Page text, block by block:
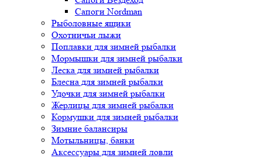
Сапоги Nordman
Рыболовные ящики
Охотничьи лыжи
Поплавки для зимней рыбалки
Мормышки для зимней рыбалки
Леска для зимней рыбалки
Блесна для зимней рыбалки
Удочки для зимней рыбалки
Жерлицы для зимней рыбалки
Кормушки для зимней рыбалки
Зимние балансиры
Мотыльницы, банки
Аксессуары для зимней ловли